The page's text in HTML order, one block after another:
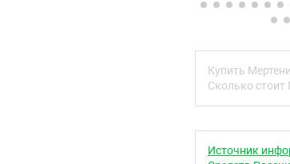
Таблетки,
Овальные
белого или
надпись C36.
Купить
Сколько
Источник